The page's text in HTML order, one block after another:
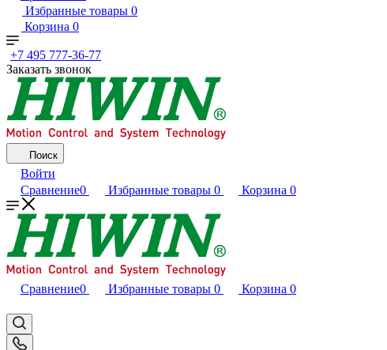
Избранные товары 0
Корзина 0
+7 495 777-36-77
Заказать звонок
Поиск
Войти
Сравнение0 Избранные товары 0 Корзина 0
Сравнение0 Избранные товары 0 Корзина 0